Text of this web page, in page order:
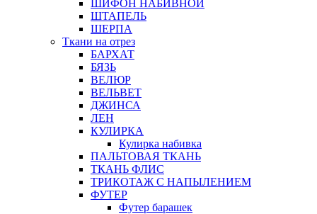
ШИФОН НАБИВНОЙ
ШТАПЕЛЬ
ШЕРПА
Ткани на отрез
БАРХАТ
БЯЗЬ
ВЕЛЮР
ВЕЛЬВЕТ
ДЖИНСА
ЛЕН
КУЛИРКА
Кулирка набивка
ПАЛЬТОВАЯ ТКАНЬ
ТКАНЬ ФЛИС
ТРИКОТАЖ С НАПЫЛЕНИЕМ
ФУТЕР
Футер барашек